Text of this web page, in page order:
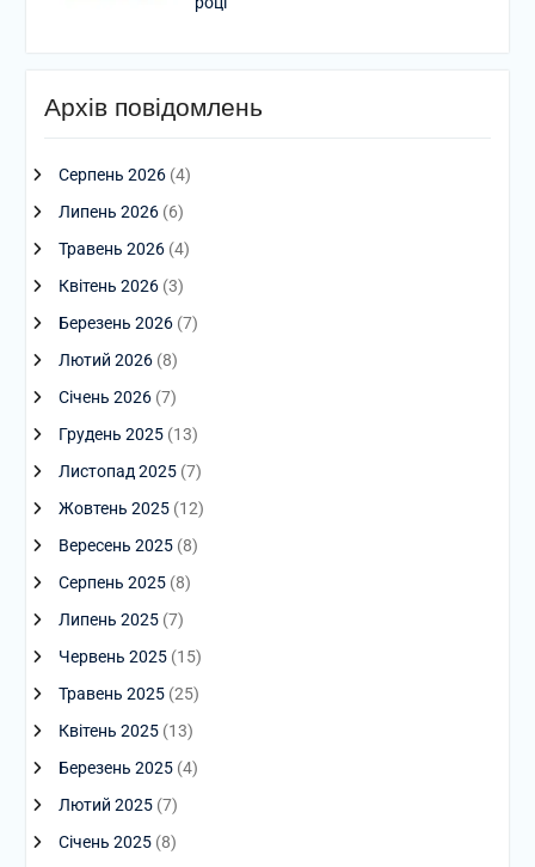
Архів повідомлень
Серпень 2026(4)
Липень 2026(6)
Травень 2026(4)
Квітень 2026(3)
Березень 2026(7)
Лютий 2026(8)
Січень 2026(7)
Грудень 2025(13)
Листопад 2025(7)
Жовтень 2025(12)
Вересень 2025(8)
Серпень 2025(8)
Липень 2025(7)
Червень 2025(15)
Травень 2025(25)
Квітень 2025(13)
Березень 2025(4)
Лютий 2025(7)
Січень 2025(8)